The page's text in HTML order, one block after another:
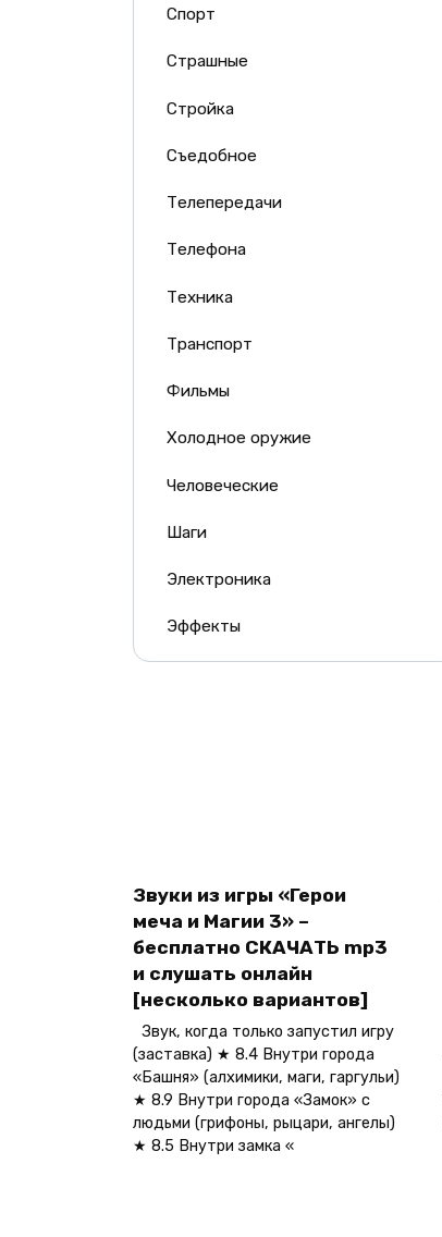
Спорт
Страшные
Стройка
Съедобное
Телепередачи
Телефона
Техника
Транспорт
Фильмы
Холодное оружие
Человеческие
Шаги
Электроника
Эффекты
Звуки из игры «Герои
меча и Магии 3» –
бесплатно СКАЧАТЬ mp3
и слушать онлайн
[несколько вариантов]
Звук, когда только запустил игру
(заставка) ★ 8.4 Внутри города
«Башня» (алхимики, маги, гаргульи)
★ 8.9 Внутри города «Замок» с
людьми (грифоны, рыцари, ангелы)
★ 8.5 Внутри замка «